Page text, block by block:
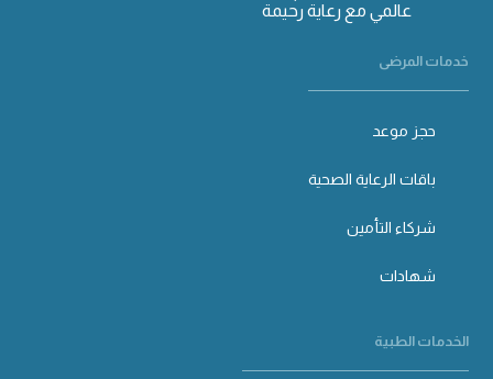
عالمي مع رعاية رحيمة
خدمات المرضى
حجز موعد
باقات الرعاية الصحية
شركاء التأمين
شهادات
الخدمات الطبية